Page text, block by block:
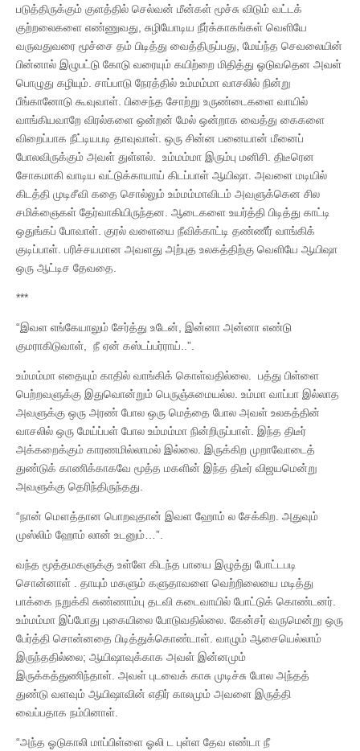
படுத்திருக்கும் குளத்தில் செல்வன் மீன்கள் மூச்சு விடும் வட்டக்
குற்றலைகளை எண்ணுவது, சுழியோடிய நீர்க்காகங்கள் வெளியே
வருவதுவரை மூச்சை தம் பிடித்து வைத்திருப்பது, மேய்ந்த செவலையின்
பின்னால் இழுபட்டு கோடு வரையும் கயிற்றை மிதித்து ஓடுவதென அவள்
பொழுது கழியும். சாப்பாடு நேரத்தில் உம்மம்மா வாசலில் நின்று
பீங்கானோடு கூவுவாள். பிசைந்த சோற்று உருண்டைகளை வாயில்
வாங்கியவாறே விரல்களை ஒன்றன் மேல் ஒன்றாக வைத்து கைகளை
விறைப்பாக நீட்டியபடி தாவுவாள். ஒரு சின்ன பனையான் மீனைப்
போலவிருக்கும் அவள் துள்ளல். உம்மம்மா இரும்பு மனிசி. திடீரென
சோகமாகி வாடிய வட்டுக்காயாய் கிடப்பாள் ஆயிஷா. அவளை மடியில்
கிடத்தி முடிசீவி கதை சொல்லும் உம்மம்மாவிடம் அவளுக்கென சில
சமிக்ஞைகள் தேர்வாகியிருந்தன. ஆடைகளை உயர்த்தி பிடித்து காட்டி
ஒதுங்கப் போவாள். குரல் வளையை நீவிக்காட்டி தண்ணீர் வாங்கிக்
குடிப்பாள். பரிச்சயமான அவளது அற்புத உலகத்திற்கு வெளியே ஆயிஷா
ஒரு ஆட்டிச தேவதை.
***
“இவள எங்கேயாலும் சேர்த்து உடேன், இன்னா அன்னா எண்டு
குமராகிடுவாள், நீ ஏன் கஸ்டப்பர்ராய்..”.
உம்மம்மா எதையும் காதில் வாங்கிக் கொள்வதில்லை. பத்து பிள்ளை
பெற்றவளுக்கு இதுவொன்றும் பெருஞ்சுமையல்ல. உம்மா வாப்பா இல்லாத
அவளுக்கு ஒரு அரண் போல ஒரு மெத்தை போல அவள் உலகத்தின்
வாசலில் ஒரு மேய்ப்பள் போல உம்மம்மா நின்றிருப்பாள். இந்த திடீர்
அக்கறைக்கும் காரணமில்லாமல் இல்லை. இருக்கிற முறாவோடைத்
துண்டுக் காணிக்காகவே மூத்த மகளின் இந்த திடீர் விஜயமென்று
அவளுக்கு தெரிந்திருந்தது.
“நான் மௌத்தான பொறவுதான் இவள ஹோம் ல சேக்கிற. அதுவும்
முஸ்லிம் ஹோம் லான் உடனும்…”.
வந்த மூத்தமகளுக்கு உள்ளே கிடந்த பாயை இழுத்து போட்டபடி
சொன்னாள் . தாயும் மகளும் களுதாவளை வெற்றிலையை மடித்து
பாக்கை நறுக்கி சுண்ணாம்பு தடவி கடைவாயில் போட்டுக் கொண்டனர்.
உம்மம்மா இப்போது புகையிலை போடுவதில்லை. கேன்சர் வருமென்று ஒரு
பேர்த்தி சொன்னதை பிடித்துக்கொண்டாள். வாழும் ஆசையெல்லாம்
இருந்ததில்லை; ஆயிஷாவுக்காக அவள் இன்னமும்
இருக்கத்துணிந்தாள். அவள் புடவைக் காசு முடிச்சு போல அந்தத்
துண்டு வளவும் ஆயிஷாவின் எதிர் காலமும் அவளை இருத்தி
வைப்பதாக நம்பினாள்.
“அந்த ஓடுகாலி மாப்பிள்ளை ஓலி ட புள்ள தேவ எண்டா நீ